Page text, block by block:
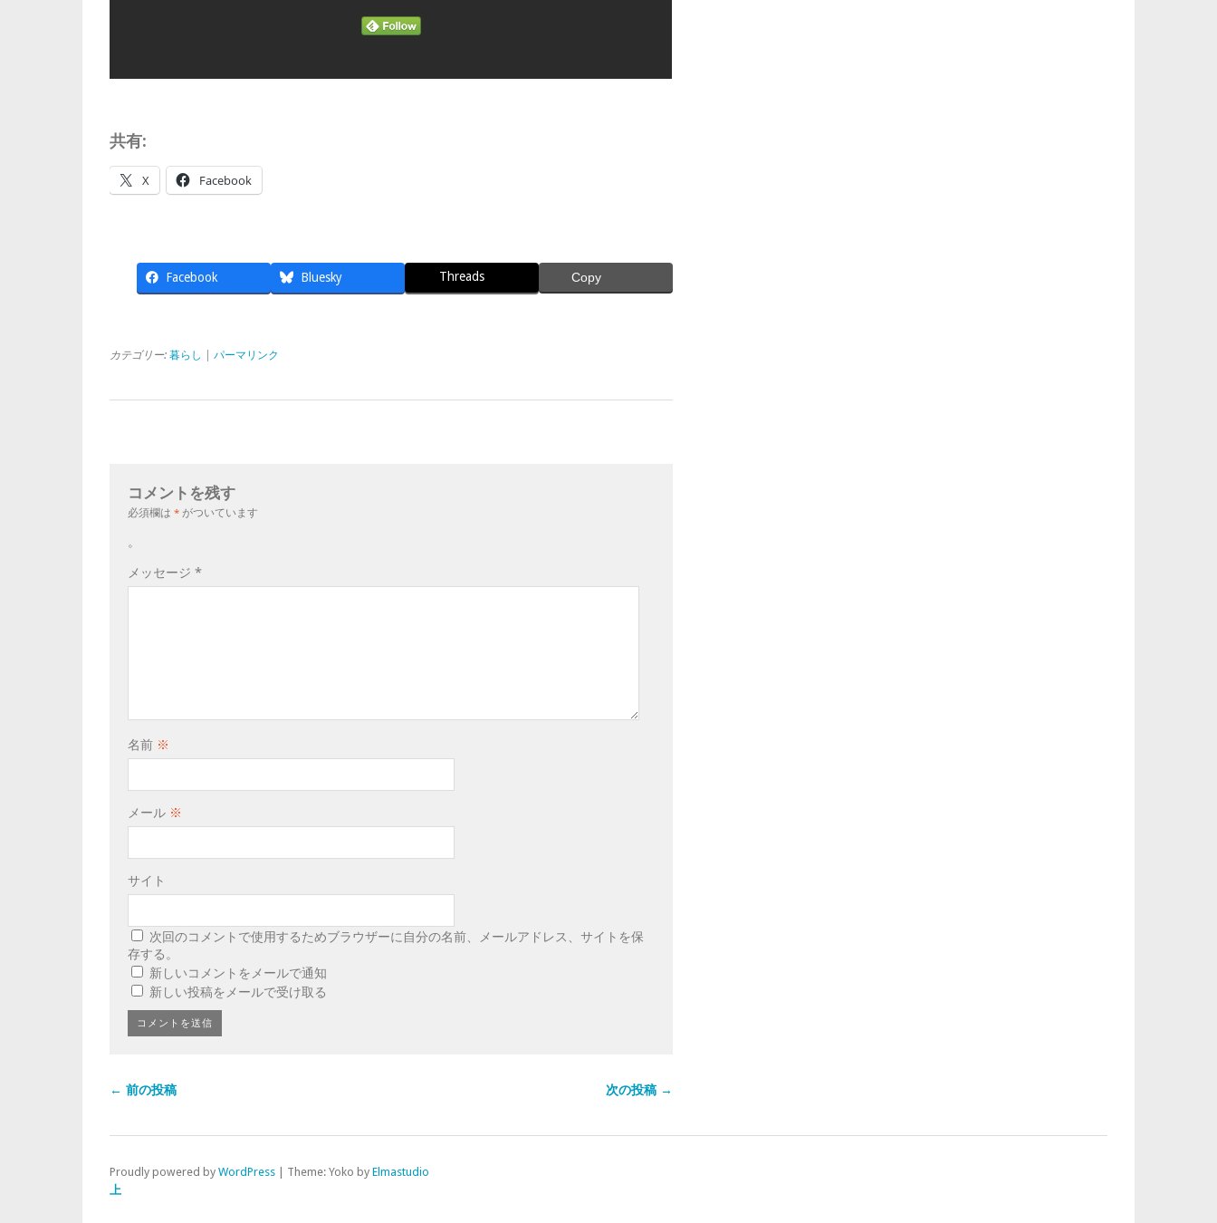
共有:
X Facebook
Facebook Bluesky Threads Copy
カテゴリー: 暮らし パーマリンク
コメントを残す
必須欄は * がついています
。
メッセージ *
名前 ※
メール ※
サイト
次回のコメントで使用するためブラウザーに自分の名前、メールアドレス、サイトを保
存する。
新しいコメントをメールで通知
新しい投稿をメールで受け取る
← 前の投稿 次の投稿 →
Proudly powered by WordPress Theme: Yoko by Elmastudio
上